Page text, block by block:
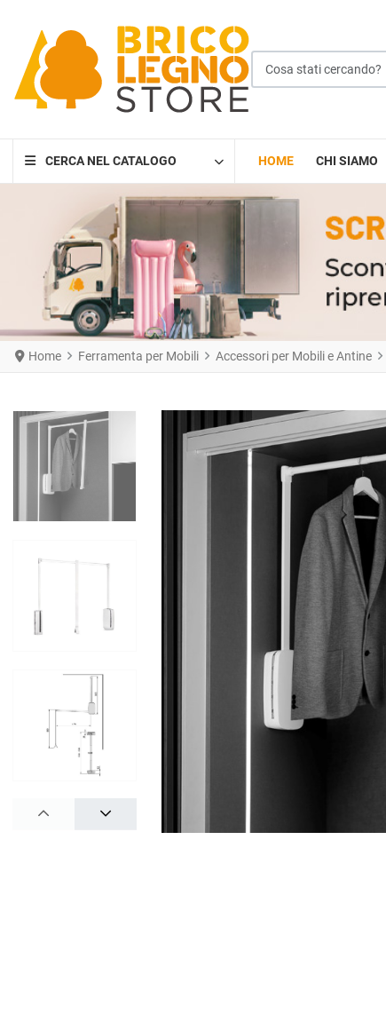
CERCA NEL CATALOGO HOME CHI SIAMO
Home Ferramenta per Mobili Accessori per Mobili e Antine
PREV NEXT